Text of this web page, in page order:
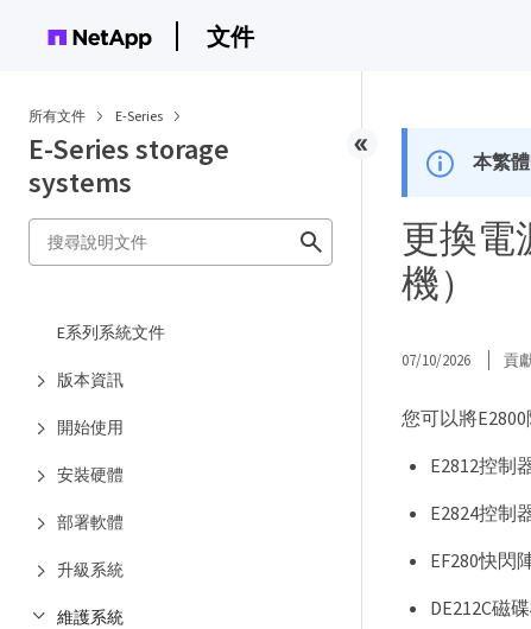
文件
所有文件 E-Series
E-Series storage
systems
E系列系統文件
版本資訊
開始使用
安裝硬體
部署軟體
升級系統
維護系統
本繁
更換電
機）
07/10/2026 貢
您可以將
E2812控制
E2824控制
EF280快閃
DE212C磁